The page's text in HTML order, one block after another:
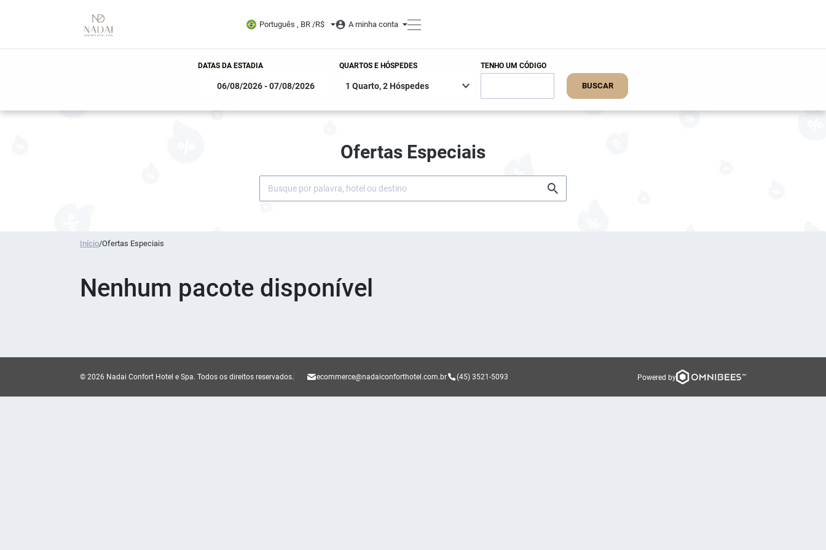
Português , BR /R$ A minha conta
DATAS DA ESTADIA QUARTOS E HÓSPEDES TENHO UM CÓDIGO
BUSCAR
Ofertas Especiais
Início/Ofertas Especiais
Nenhum pacote disponível
ecommerce@nadaiconforthotel.com.br (45) 3521-5093
© 2026 Nadai Confort Hotel e Spa. Todos os direitos reservados. Powered by